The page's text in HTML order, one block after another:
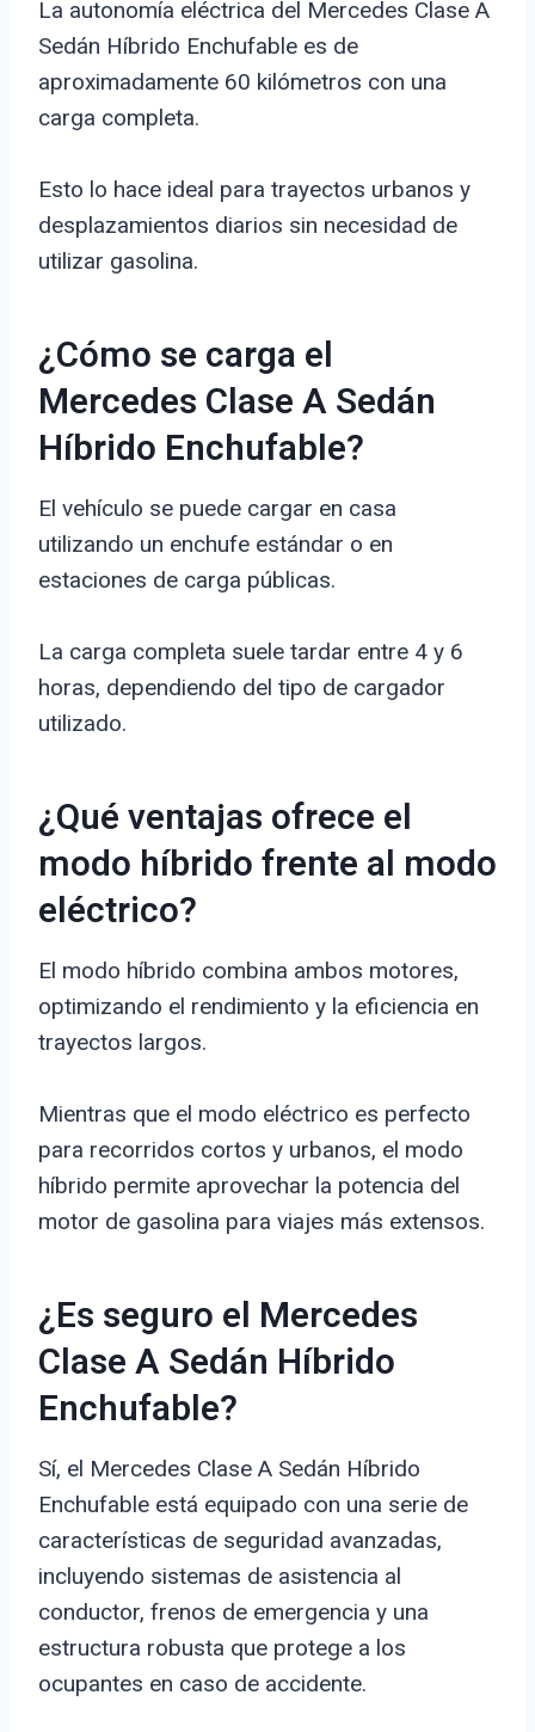
La autonomía eléctrica del Mercedes Clase A
Sedán Híbrido Enchufable es de
aproximadamente 60 kilómetros con una
carga completa.
Esto lo hace ideal para trayectos urbanos y
desplazamientos diarios sin necesidad de
utilizar gasolina.
¿Cómo se carga el
Mercedes Clase A Sedán
Híbrido Enchufable?
El vehículo se puede cargar en casa
utilizando un enchufe estándar o en
estaciones de carga públicas.
La carga completa suele tardar entre 4 y 6
horas, dependiendo del tipo de cargador
utilizado.
¿Qué ventajas ofrece el
modo híbrido frente al modo
eléctrico?
El modo híbrido combina ambos motores,
optimizando el rendimiento y la eficiencia en
trayectos largos.
Mientras que el modo eléctrico es perfecto
para recorridos cortos y urbanos, el modo
híbrido permite aprovechar la potencia del
motor de gasolina para viajes más extensos.
¿Es seguro el Mercedes
Clase A Sedán Híbrido
Enchufable?
Sí, el Mercedes Clase A Sedán Híbrido
Enchufable está equipado con una serie de
características de seguridad avanzadas,
incluyendo sistemas de asistencia al
conductor, frenos de emergencia y una
estructura robusta que protege a los
ocupantes en caso de accidente.